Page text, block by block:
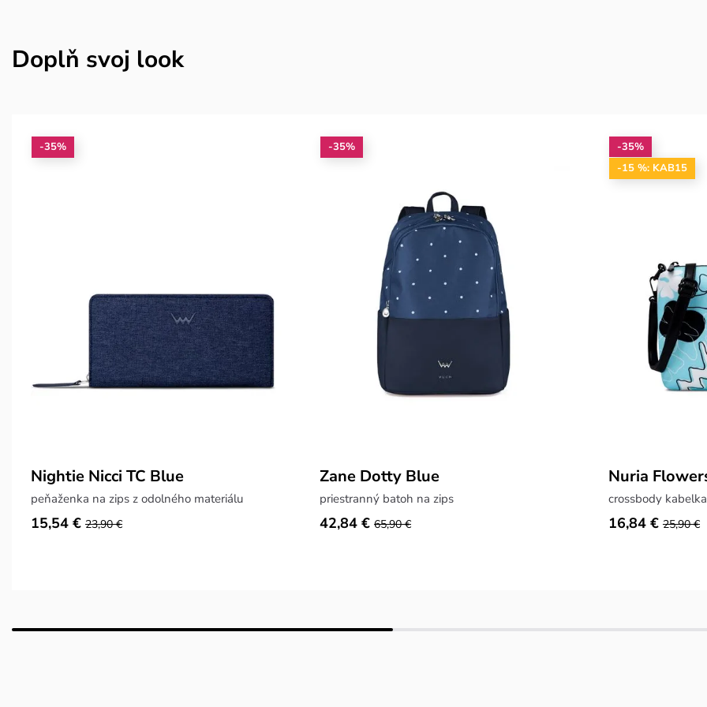
Doplň svoj look
-35%
Nightie Nicci TC Blue
peňaženka na zips z odolného materiálu
15,54 € 23,90 €
-35%
Zane Dotty Blue
priestranný batoh na zips
42,84 € 65,90 €
-35%
-15 %: KAB15
Nuria
crossbody
16,84 € 25,90 €